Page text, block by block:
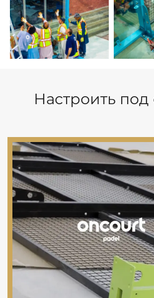
Настроить под